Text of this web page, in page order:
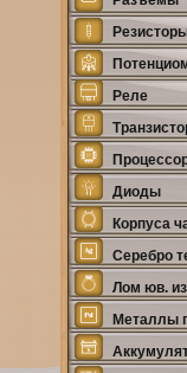
Реле
Диоды
Корпуса
Серебро
Лом юв.
Металлы